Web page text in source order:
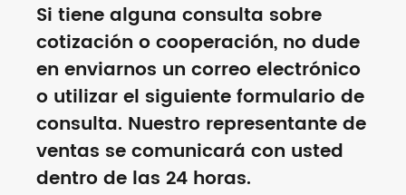
Si tiene alguna consulta sobre
cotización o cooperación, no dude
en enviarnos un correo electrónico
o utilizar el siguiente formulario de
consulta. Nuestro representante de
ventas se comunicará con usted
dentro de las 24 horas.